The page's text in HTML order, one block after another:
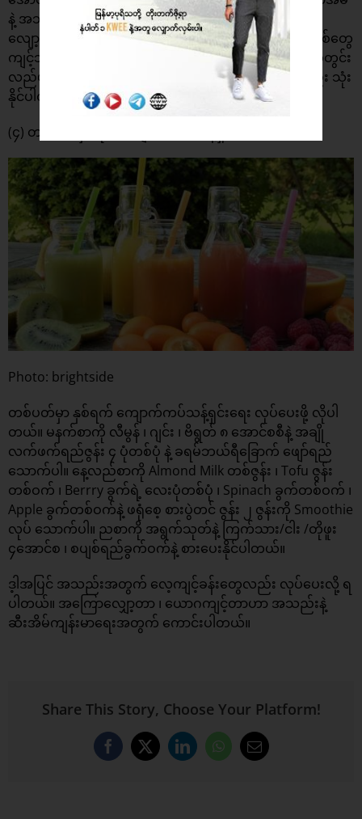
နဲ့ အသည်းတွေ ထိခိုက်နိုင်တယ်လို့ ဆိုပါတယ်။ စိတ်ဖိစီးမှု
လျော့ပါးဖို့ အသက်ရှုလေ့ကျင့်ခန်း နဲ့ တရားမှတ်တဲ့ နည်းစနစ်တွေ
ကျင့်သုံးသင့်ပါတယ်။ Hydrotherapy လို့ခေါ်တဲ့ ရေနဲ့ ကိုယ်တွင်း
လည်ပတ်မှု စနစ်ကို ကျန်းမာအောင် လုပ်တဲ့ နည်းလမ်းလည်း သုံး
နိုင်ပါတယ်။
(၄) တစ်ပတ် နှစ်ရက် ကျောက်ကပ် သန့်ရှင်းပါ
Photo: brightside
တစ်ပတ်မှာ နှစ်ရက် ကျောက်ကပ်သန့်ရှင်းရေး လုပ်ပေးဖို့ လိုပါ
တယ်။ မနက်စာကို လီမွန် ၊ ဂျင်း ၊ ဗိရွတ် ၈ အောင်စစီနဲ့ အချို
လက်ဖက်ရည်ဇွန်း ၄ ပုံတစ်ပုံ နဲ့ ခရမ်ဘယ်ရီခြောက် ဖျော်ရည်
သောက်ပါ။ နေ့လည်စာကို Almond Milk တစ်ဇွန်း ၊ Tofu ဇွန်း
တစ်ဝက် ၊ Berrry ခွက်ရဲ့ လေးပုံတစ်ပုံ ၊ Spinach ခွက်တစ်ဝက် ၊
Apple ခွက်တစ်ဝက်နဲ့ ဖရုံစေ့ စားပွဲတင် ဇွန်း ၂ ဇွန်းကို Smoothie
လုပ် သောက်ပါ။ ညစာကို အရွက်သုတ်နဲ့ ကြက်သား/ငါး /တိုဖူး
၄အောင်စ ၊ စပျစ်ရည်ခွက်ဝက်နဲ့ စားပေးနိုင်ပါတယ်။
ဒ့ါအပြင် အသည်းအတွက် လေ့ကျင့်ခန်းတွေလည်း လုပ်ပေးလို့ ရ
ပါတယ်။ အကြောလျှော့တာ ၊ ယောဂကျင့်တာဟာ အသည်းနဲ့
ဆီးအိမ်ကျန်းမာရေးအတွက် ကောင်းပါတယ်။
Share This Story, Choose Your Platform!
Facebook
X LinkedInWhatsApp
Email